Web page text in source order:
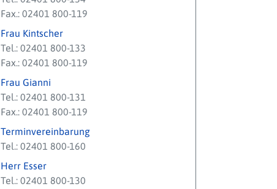
Fax.: 02401 800-119
Frau Kintscher
Tel.: 02401 800-133
Fax.: 02401 800-119
Frau Gianni
Tel.: 02401 800-131
Fax.: 02401 800-119
Terminvereinbarung
Tel.: 02401 800-160
Herr Esser
Tel.: 02401 800-130